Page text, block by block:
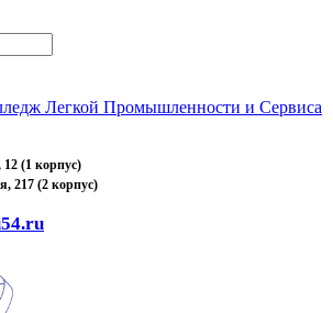
Легкой Промышленности и Сервиса
12 (1 корпус)
217 (2 корпус)